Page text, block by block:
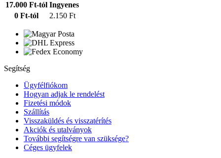
17.000 Ft-tól Ingyenes
0 Ft-tól
2.150 Ft
Segítség
Ügyfélfiókom
Hogyan adjak le rendelést
Fizetési módok
Szállítás
Visszaküldés és visszatérítés
Akciók és utalványok
További segítségre van szüksége?
Céges ügyfelek